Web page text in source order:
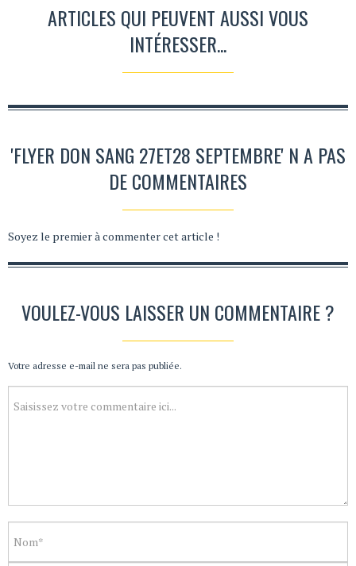
ARTICLES QUI PEUVENT AUSSI VOUS
INTÉRESSER...
'FLYER DON SANG 27ET28 SEPTEMBRE' N A PAS
DE COMMENTAIRES
Soyez le premier à commenter cet article !
VOULEZ-VOUS LAISSER UN COMMENTAIRE ?
Votre adresse e-mail ne sera pas publiée.